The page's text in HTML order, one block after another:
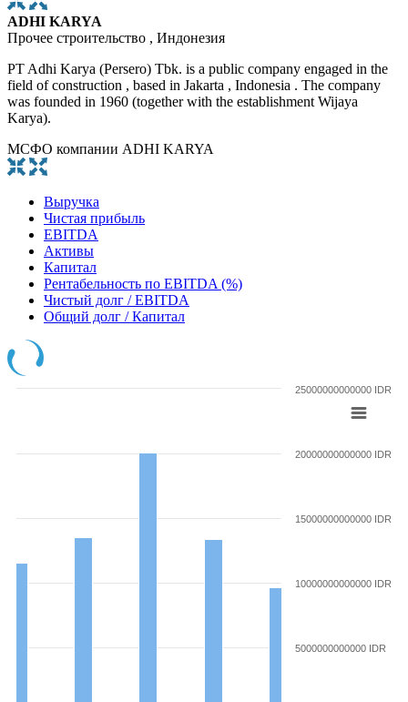
ADHI KARYA
Прочее строительство , Индонезия
PT Adhi Karya (Persero) Tbk. is a public company engaged in the
field of construction , based in Jakarta , Indonesia . The company
was founded in 1960 (together with the establishment Wijaya
Karya).
МСФО компании ADHI KARYA
Выручка
Чистая прибыль
EBITDA
Активы
Капитал
Рентабельность по EBITDA (%)
Чистый долг / EBITDA
Общий долг / Капитал
5000000000000 IDR
10000000000000 IDR
15000000000000 IDR
20000000000000 IDR
25000000000000 IDR